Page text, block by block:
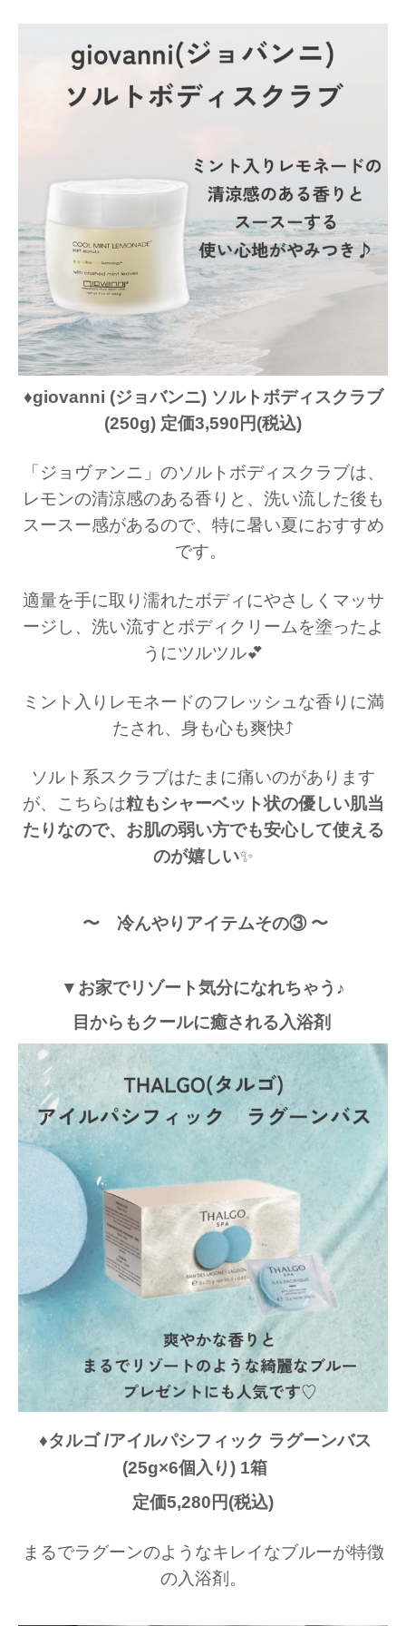
♦︎giovanni (ジョバンニ) ソルトボディスクラブ
(250g) 定価3,590円(税込)
「ジョヴァンニ」のソルトボディスクラブは、
レモンの清涼感のある香りと、洗い流した後も
スースー感があるので、特に暑い夏におすすめ
です。
適量を手に取り濡れたボディにやさしくマッサ
ージし、 洗い流すとボディクリームを塗ったよ
うにツルツル💕
ミント入りレモネードのフレッシュな香りに満
たされ、身も心も爽快⤴︎
ソルト系スクラブはたまに痛いのがあります
が、
こちらは粒もシャーベット状の優しい肌当
たりなので、 お肌の弱い方でも安心して使える
のが嬉しい✨
〜 冷んやりアイテムその③ 〜
▼お家でリゾート気分になれちゃう♪
目からもクールに癒される入浴剤
♦︎タルゴ /アイルパシフィック ラグーンバス
(25g×6個入り) 1箱
定価5,280円(税込)
まるでラグーンのようなキレイなブルーが特徴
の入浴剤。